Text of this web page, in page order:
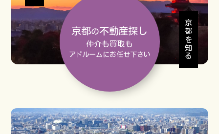
京都の不動産探し
仲介も買取も
アドルームにお任せ下さい 京都を知る